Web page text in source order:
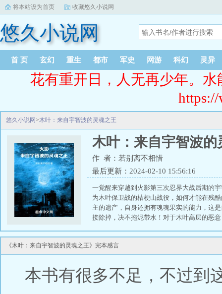
将本站设为首页 收藏悠久小说网
悠久小说网
首 页 玄幻 重生 都市 军史 网游 科幻 灵异
花有重开日，人无再少年。
悠久小说网>木叶：来自宇智波的灵魂之王
木叶：来自宇智波的
作 者：若别离不相惜
最后更新：2024-02-10 15:56:16
一觉醒来穿越到火影第三次忍界大战后期的
为木叶保卫战的桔梗山战役，如何才能在残
主的遗产，自身还拥有魂魂果实的能力，这
接除掉，决不拖泥带水！对于木叶高层的恶
《木叶：来自宇智波的灵魂之王》完本感言
本书有很多不足，不过到